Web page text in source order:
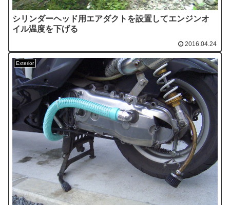
シリンダーヘッド用エアダクトを設置してエンジンオ
イル温度を下げる
2016.04.24
Exterior